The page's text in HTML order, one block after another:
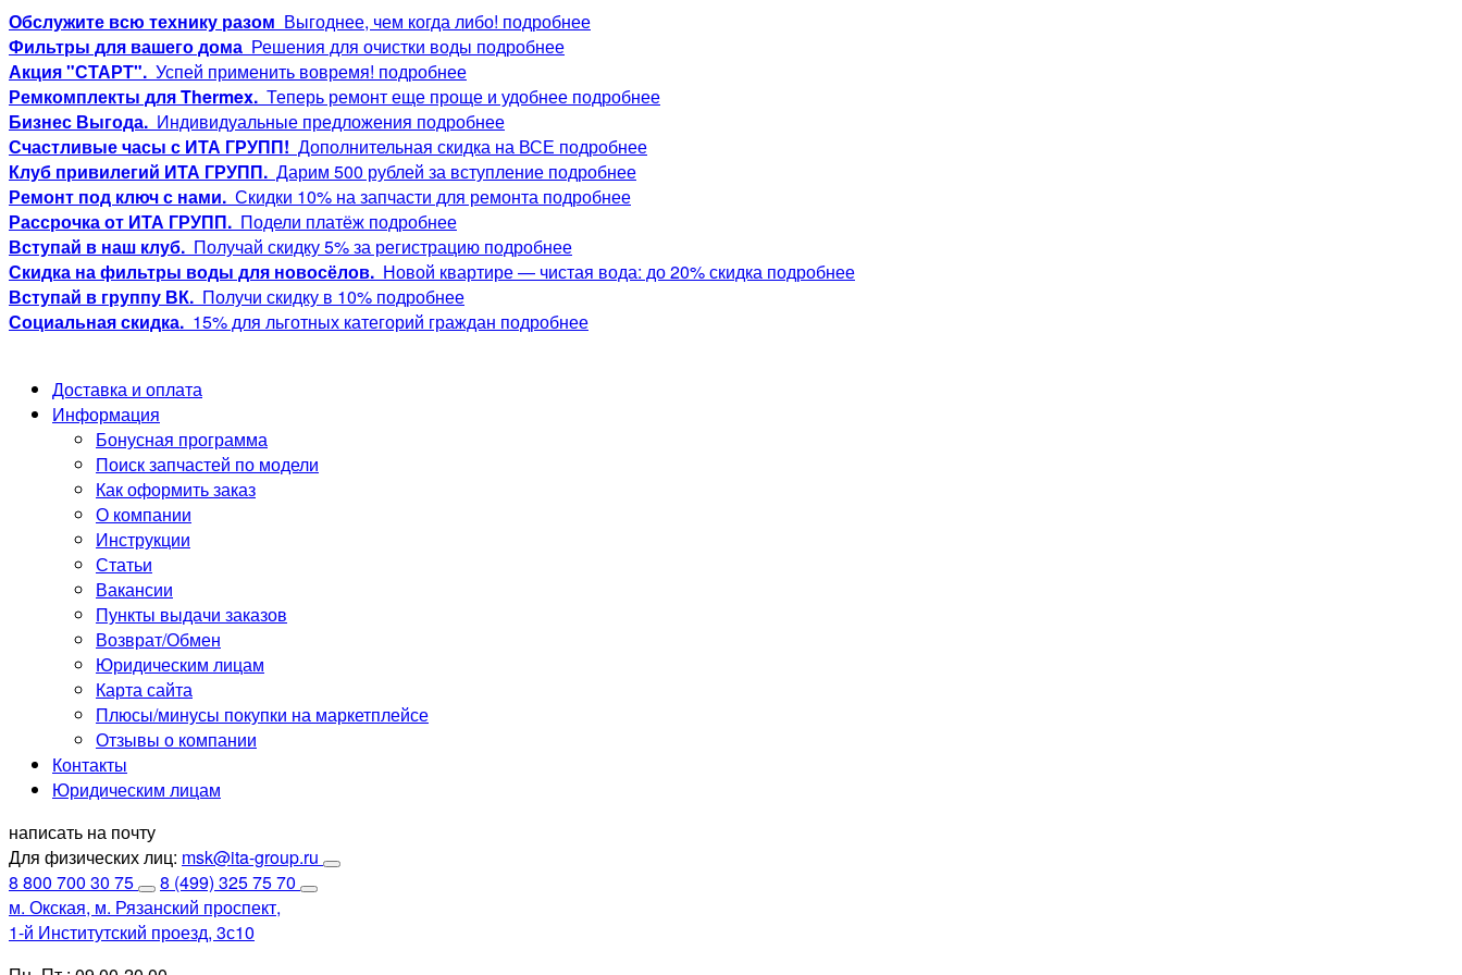
Обслужите всю технику разом Выгоднее, чем когда либо! подробнее
Фильтры для вашего дома Решения для очистки воды подробнее
Акция "СТАРТ". Успей применить вовремя! подробнее
Ремкомплекты для Thermex. Теперь ремонт еще проще и удобнее подробнее
Бизнес Выгода. Индивидуальные предложения подробнее
Счастливые часы с ИТА ГРУПП! Дополнительная скидка на ВСЕ подробнее
Клуб привилегий ИТА ГРУПП. Дарим 500 рублей за вступление подробнее
Ремонт под ключ с нами. Скидки 10% на запчасти для ремонта подробнее
Рассрочка от ИТА ГРУПП. Подели платёж подробнее
Вступай в наш клуб. Получай скидку 5% за регистрацию подробнее
Скидка на фильтры воды для новосёлов. Новой квартире — чистая вода: до 20% скидка подробнее
Вступай в группу ВК. Получи скидку в 10% подробнее
Социальная скидка. 15% для льготных категорий граждан подробнее
Доставка и оплата
Информация
Бонусная программа
Поиск запчастей по модели
Как оформить заказ
О компании
Инструкции
Статьи
Вакансии
Пункты выдачи заказов
Возврат/Обмен
Юридическим лицам
Карта сайта
Плюсы/минусы покупки на маркетплейсе
Отзывы о компании
Контакты
Юридическим лицам
написать на почту
Для физических лиц: msk@ita-group.ru
8 800 700 30 75
8 (499) 325 75 70
м. Окская, м. Рязанский проспект,
1-й Институтский проезд, 3с10